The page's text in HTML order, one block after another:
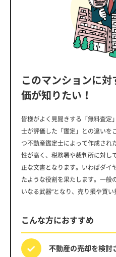
このマンションに
価が知りたい！
皆様がよく見聞きする「無料査定
士が評価した「鑑定」との違いを
つ不動産鑑定士によって作成され
性が高く、税務署や裁判所に対し
正な文書となります。いわばダイ
たような役割を果たします。一般
いなる武器”となり、売り損や買い
こんな方におすすめ
不動産の売却を検討